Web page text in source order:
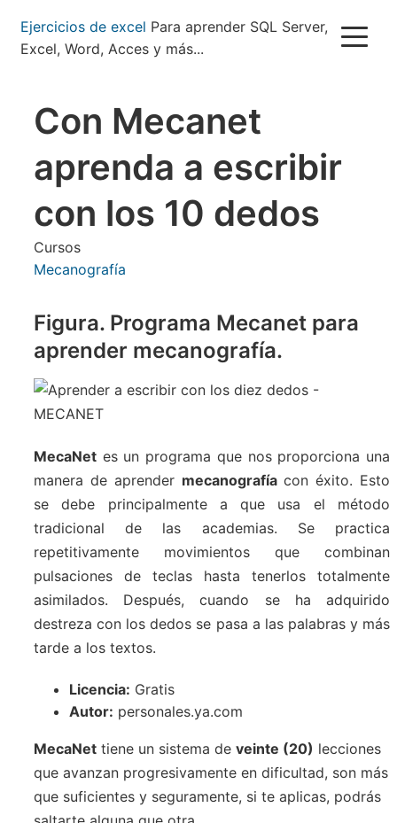
Pasar
contenido
Ejercicios de excel Para aprender SQL Server,
Excel, Word, Acces y más...
Con Mecanet
aprenda a escribir
con los 10 dedos
Cursos
Mecanografía
Figura. Programa Mecanet para
aprender mecanografía.
MecaNet es un programa que nos proporciona una
manera de aprender mecanografíacon éxito. Esto
se debe principalmente a que usa el método
tradicional de las academias. Se practica
repetitivamente movimientos que combinan
pulsaciones de teclas hasta tenerlos totalmente
asimilados. Después, cuando se ha adquirido
destreza con los dedos se pasa a las palabras y más
tarde a los textos.
Licencia: Gratis
Autor: personales.ya.com
MecaNet tiene un sistema de veinte (20) lecciones
que avanzan progresivamente en dificultad, son más
que suficientes y seguramente, si te aplicas, podrás